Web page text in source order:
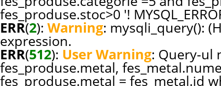
fes_produse.stoc>0 '!
ERR(2): Warning: mysqli_query():
expression.
ERR(512): User Warning: Query-ul
fes_produse.metal,
fes_produse.metal = fes_metal.id